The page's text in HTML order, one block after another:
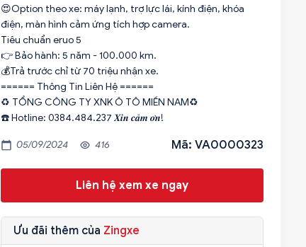
😍Option theo xe: máy lạnh, trợ lực lái, kính điện, khóa
điện, màn hình cảm ứng tích hợp camera.
Tiêu chuẩn eruo 5
👉 Bảo hành: 5 năm - 100.000 km.
💰Trả trước chỉ từ 70 triệu nhận xe.
====== Thông Tin Liên Hệ ======
♻ TỔNG CÔNG TY XNK Ô TÔ MIỀN NAM♻
☎️ Hotline: 0384.484.237 𝑿𝒊𝒏 𝒄𝒂̉𝒎 𝒐̛𝒏!
05/09/2024 416 Mã: VA0000323
Liên hệ xem xe ngay
Ưu đãi thêm của Zingxe